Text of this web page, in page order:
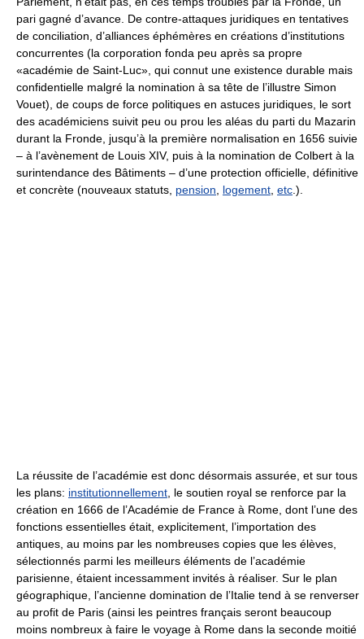
pari gagné d’avance. De contre-attaques juridiques en tentatives
de conciliation, d’alliances éphémères en créations d’institutions
concurrentes (la corporation fonda peu après sa propre
«académie de Saint-Luc», qui connut une existence durable mais
confidentielle malgré la nomination à sa tête de l’illustre Simon
Vouet), de coups de force politiques en astuces juridiques, le sort
des académiciens suivit peu ou prou les aléas du parti du Mazarin
durant la Fronde, jusqu’à la première normalisation en 1656 suivie
– à l’avènement de Louis XIV, puis à la nomination de Colbert à la
surintendance des Bâtiments – d’une protection officielle, définitive
et concrète (nouveaux statuts, pension logement etc .).
La réussite de l’académie est donc désormais assurée, et sur tous
les plans: institutionnellement , le soutien royal se renforce par la
création en 1666 de l’Académie de France à Rome, dont l’une des
fonctions essentielles était, explicitement, l’importation des
antiques, au moins par les nombreuses copies que les élèves,
sélectionnés parmi les meilleurs éléments de l’académie
parisienne, étaient incessamment invités à réaliser. Sur le plan
géographique, l’ancienne domination de l’Italie tend à se renverser
au profit de Paris (ainsi les peintres français seront beaucoup
moins nombreux à faire le voyage à Rome dans la seconde moitié